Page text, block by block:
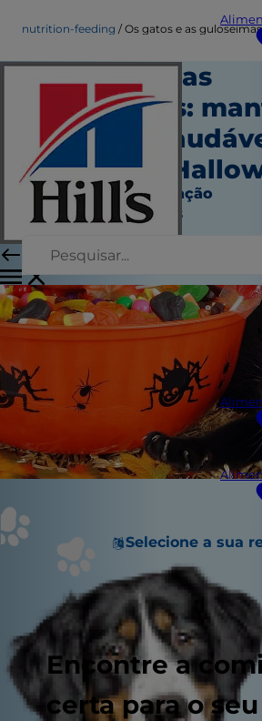
Selecione a sua
Encontre a
certa para o
nutrition-feeding Os gatos e as guloseimas: manter o
Os gatos e as
guloseimas:
seu gato
durante o
Nutrição e alimentação
Jean Marie Bauhaus
Outubro 07, 2016